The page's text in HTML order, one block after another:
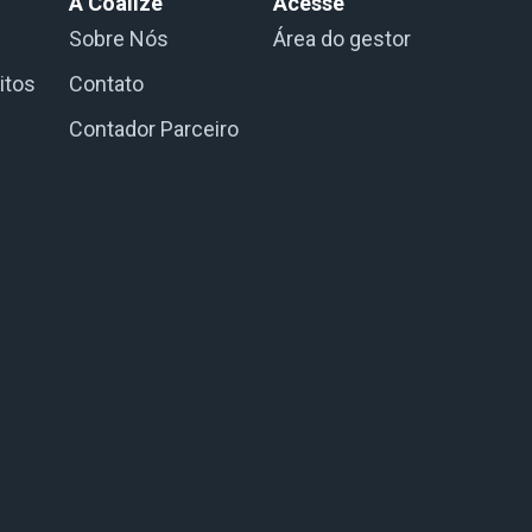
Sobre Nós
Contato
Contador Parceiro
Área do gestor